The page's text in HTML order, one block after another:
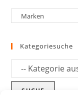
Kategoriesuche
SUCHE